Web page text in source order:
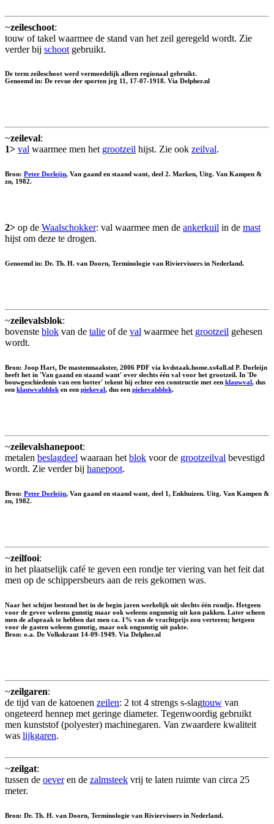
~zeileschoot:
touw of takel waarmee de stand van het zeil geregeld wordt. Zie
verder bij schoot gebruikt.
De term zeileschoot werd vermoedelijk alleen regionaal gebruikt.
Genoemd in: De revue der sporten jrg 11, 17-07-1918. Via Delpher.nl
~zeileval:
1> val waarmee men het grootzeil hijst. Zie ook zeilval.
Bron: Peter Dorleijn, Van gaand en staand want, deel 2. Marken, Uitg. Van Kampen &
zn, 1982.
2> op de Waalschokker: val waarmee men de ankerkuil in de mast
hijst om deze te drogen.
Genoemd in: Dr. Th. H. van Doorn, Terminologie van Riviervissers in Nederland.
~zeilevalsblok:
bovenste blok van de talie of de val waarmee het grootzeil gehesen
wordt.
Bron: Joop Hart, De mastenmaakster, 2006 PDF via kvdstaak.home.xs4all.nl P. Dorleijn
heeft het in 'Van gaand en staand want' over slechts één val voor het grootzeil. In 'De
bouwgeschiedenis van een botter' tekent hij echter een constructie met een klauwval, dus
een klauwvalsblok en een piekeval, dus een piekevalsblok.
~zeilevalshanepoot:
metalen beslagdeel waaraan het blok voor de grootzeilval bevestigd
wordt. Zie verder bij hanepoot.
Bron: Peter Dorleijn, Van gaand en staand want, deel 1, Enkhuizen. Uitg. Van Kampen &
zn, 1982.
~zeilfooi:
in het plaatselijk café te geven een rondje ter viering van het feit dat
men op de schippersbeurs aan de reis gekomen was.
Naar het schijnt bestond het in de begin jaren werkelijk uit slechts één rondje. Hetgeen
voor de gever weleens gunstig maar ook weleens ongunstig uit kon pakken. Later scheen
men de afspraak te hebben dat men ca. 1% van de vrachtprijs zou verteren; hetgeen
voor de gasten weleens gunstig, maar ook ongunstig uit pakte.
Bron: o.a. De Volkskrant 14-09-1949. Via Delpher.nl
~zeilgaren:
de tijd van de katoenen zeilen: 2 tot 4 strengs s-slagtouw van
ongeteerd hennep met geringe diameter. Tegenwoordig gebruikt
men kunststof (polyester) machinegaren. Van zwaardere kwaliteit
was lijkgaren.
~zeilgat:
tussen de oeveren de zalmsteek vrij te laten ruimte van circa 25
meter.
Bron: Dr. Th. H. van Doorn, Terminologie van Riviervissers in Nederland.